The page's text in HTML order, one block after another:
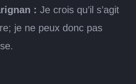
: Je crois qu’il s’agit
je ne peux donc pas